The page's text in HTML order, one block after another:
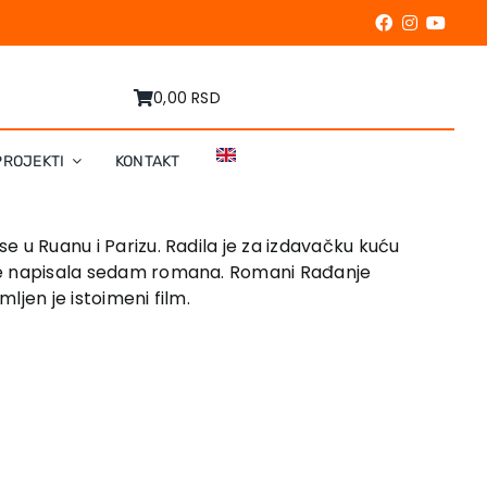
0,00 RSD
KONTAKT
Ruanu i Parizu. Radila je za izdavačku kuću
sedam romana. Romani Rađanje
je istoimeni film.